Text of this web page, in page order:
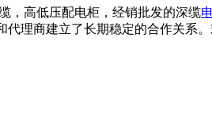
，高低压配电柜，经销批发的深缆
理商建立了长期稳定的合作关系